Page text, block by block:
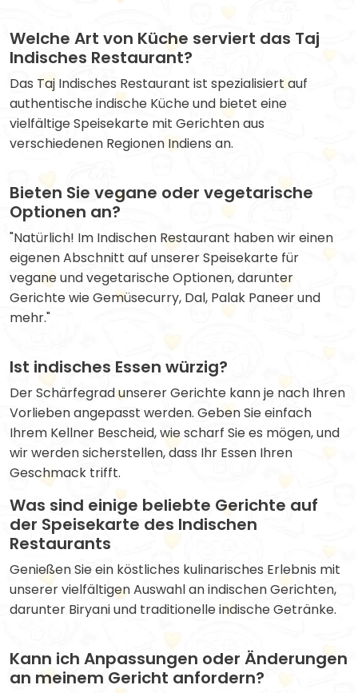
Welche Art von Küche serviert das Taj
Indisches Restaurant?
Das Taj Indisches Restaurant ist spezialisiert auf
authentische indische Küche und bietet eine
vielfältige Speisekarte mit Gerichten aus
verschiedenen Regionen Indiens an.
Bieten Sie vegane oder vegetarische
Optionen an?
"Natürlich! Im Indischen Restaurant haben wir einen
eigenen Abschnitt auf unserer Speisekarte für
vegane und vegetarische Optionen, darunter
Gerichte wie Gemüsecurry, Dal, Palak Paneer und
mehr."
Ist indisches Essen würzig?
Der Schärfegrad unserer Gerichte kann je nach Ihren
Vorlieben angepasst werden. Geben Sie einfach
Ihrem Kellner Bescheid, wie scharf Sie es mögen, und
wir werden sicherstellen, dass Ihr Essen Ihren
Geschmack trifft.
Was sind einige beliebte Gerichte auf
der Speisekarte des Indischen
Restaurants
Genießen Sie ein köstliches kulinarisches Erlebnis mit
unserer vielfältigen Auswahl an indischen Gerichten,
darunter Biryani und traditionelle indische Getränke.
Kann ich Anpassungen oder Änderungen
an meinem Gericht anfordern?